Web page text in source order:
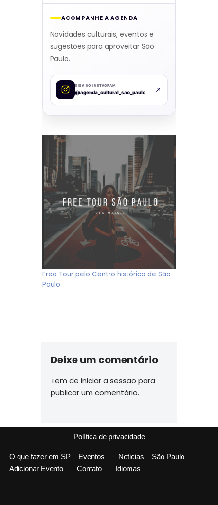
ACOMPANHE A AGENDA
Novidades culturais, eventos e
sugestões para aproveitar São
Paulo.
SIGA NO INSTAGRAM
@agenda_cultural_sao_paulo
Free Tour pelo Centro histórico de São
Paulo
Deixe um comentário
Tem de iniciar a sessão para
publicar um comentário.
Política de privacidade
O que fazer em SP – Eventos
Noticias – São Paulo
Adicionar Evento
Contato Idiomas